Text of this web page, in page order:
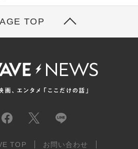
TOP
TOP お問い合わせ